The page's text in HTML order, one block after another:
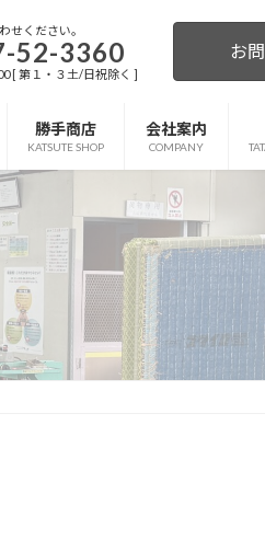
せください。
52-3360
[ 第１・３土/日祝除く ]
お
勝手商店
KATSUTE SHOP
会社案内
COMPANY